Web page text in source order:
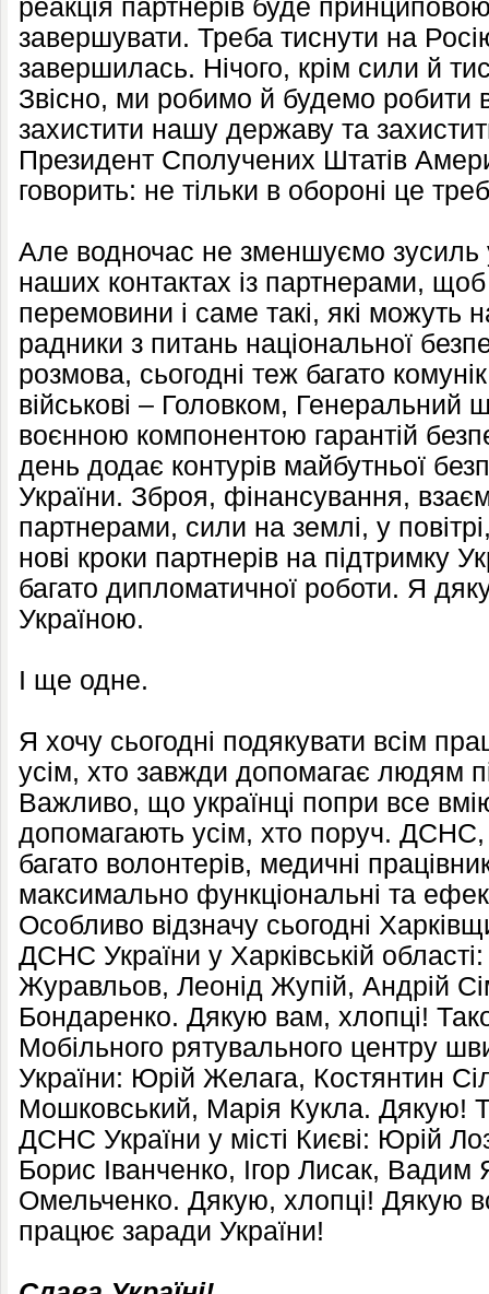
реакція партнерів буде
завершувати. Треба тиснути на
завершилась. Нічого, крім сили й
Звісно, ми робимо й будемо робити
захистити нашу державу та
Президент Сполучених Штатів
говорить: не тільки в обороні це
Але водночас не зменшуємо зусиль
наших контактах із партнерами,
перемовини і саме такі, які
радники з питань національної
розмова, сьогодні теж багато
військові – Головком,
воєнною компонентою гарантій
день додає контурів майбутньої
України. Зброя, фінансування,
партнерами, сили на землі, у
нові кроки партнерів на підтримку
багато дипломатичної роботи. Я
Україною.
І ще одне.
Я хочу сьогодні подякувати всім
усім, хто завжди допомагає людям
Важливо, що українці попри все
допомагають усім, хто поруч. ДСНС,
багато волонтерів, медичні
максимально функціональні та
Особливо відзначу сьогодні
ДСНС України у Харківській
Журавльов, Леонід Жупій, Андрій
Бондаренко. Дякую вам, хлопці!
Мобільного рятувального центру
України: Юрій Желага, Костянтин
Мошковський, Марія Кукла. Дякую!
ДСНС України у місті Києві: Юрій
Борис Іванченко, Ігор Лисак,
Омельченко. Дякую, хлопці! Дякую
працює заради України!